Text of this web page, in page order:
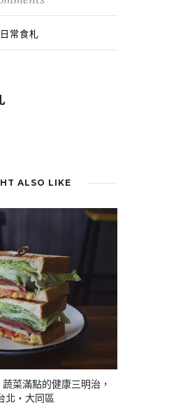
日常食札
ALSO LIKE
菜滿點的健康三明治，
北・大同區